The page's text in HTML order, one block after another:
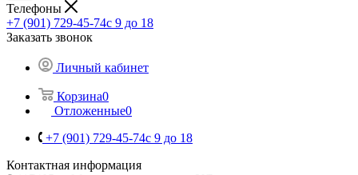
Телефоны
+7 (901) 729-45-74c 9 до 18
Заказать звонок
Личный кабинет
Корзина0
Отложенные0
+7 (901) 729-45-74c 9 до 18
Контактная информация